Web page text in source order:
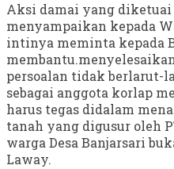
Aksi damai yang
menyampaikan kepada
intinya meminta kepada
persoalan tidak berlarut-
sebagai anggota korlap
harus tegas didalam
tanah yang digusur oleh
warga Desa Banjarsari
Laway.